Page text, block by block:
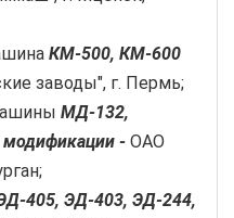
КМ-500, КМ-600
заводы", г. Пермь;
МД-132,
- ОАО
405, ЭД-403, ЭД-244,